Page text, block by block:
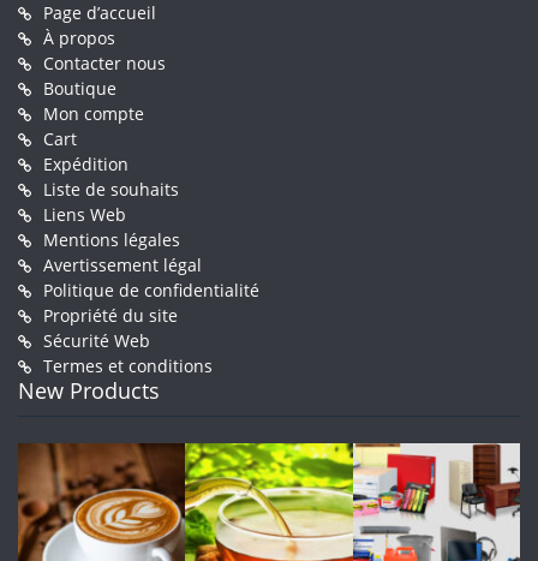
Page d’accueil
À propos
Contacter nous
Boutique
Mon compte
Cart
Expédition
Liste de souhaits
Liens Web
Mentions légales
Avertissement légal
Politique de confidentialité
Propriété du site
Sécurité Web
Termes et conditions
New Products